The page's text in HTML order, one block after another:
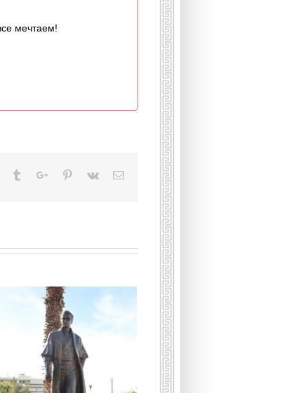
мечтаем!
TumblrGoogle+Pinterest
Vk Email
Умерла принцесса